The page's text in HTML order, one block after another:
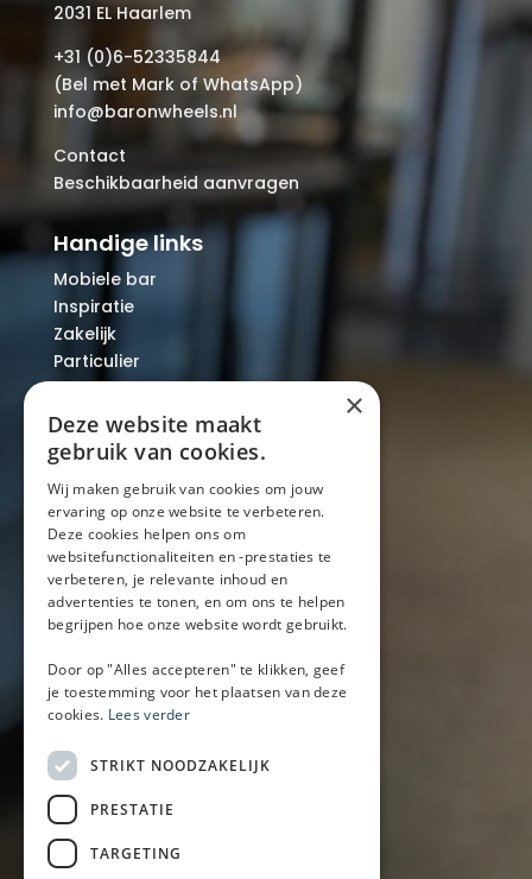
2031 EL Haarlem
+31 (0)6-52335844
(Bel met Mark of WhatsApp)
info@baronwheels.nl
Contact
Beschikbaarheid aanvragen
Handige links
Mobiele bar
Inspiratie
Zakelijk
Particulier
Over ons
Blog
Locaties
Mobiele bar
Mobiele bar huren
Bier/wijn/fris bar
Champagnebar
Wijnbar
Aperol spritz bar
Arrangementen
Lunch
Borrel met hapjes
BBQ
×
Deze website maakt
gebruik van cookies.
Wij maken gebruik van cookies om jouw
ervaring op onze website te verbeteren.
Deze cookies helpen ons om
websitefunctionaliteiten en -prestaties te
verbeteren, je relevante inhoud en
advertenties te tonen, en om ons te helpen
begrijpen hoe onze website wordt gebruikt.
Door op "Alles accepteren" te klikken, geef
je toestemming voor het plaatsen van deze
cookies. Lees verder
STRIKT NOODZAKELIJK
PRESTATIE
TARGETING